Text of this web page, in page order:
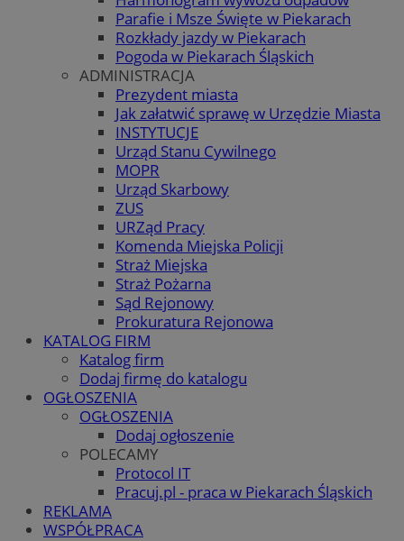
Parafie i Msze Święte w Piekarach
Rozkłady jazdy w Piekarach
Pogoda w Piekarach Śląskich
ADMINISTRACJA
Prezydent miasta
Jak załatwić sprawę w Urzędzie Miasta
INSTYTUCJE
Urząd Stanu Cywilnego
MOPR
Urząd Skarbowy
ZUS
URZąd Pracy
Komenda Miejska Policji
Straż Miejska
Straż Pożarna
Sąd Rejonowy
Prokuratura Rejonowa
KATALOG FIRM
Katalog firm
Dodaj firmę do katalogu
OGŁOSZENIA
OGŁOSZENIA
Dodaj ogłoszenie
POLECAMY
Protocol IT
Pracuj.pl - praca w Piekarach Śląskich
REKLAMA
WSPÓŁPRACA